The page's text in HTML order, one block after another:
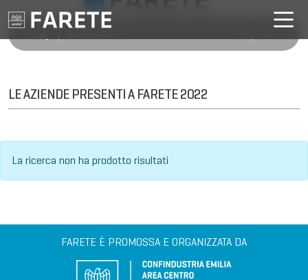
LE AZIENDE PRESENTI A FARETE 2022
La ricerca non ha prodotto risultati
FARETE È PROMOSSA E ORGANIZZATA DA